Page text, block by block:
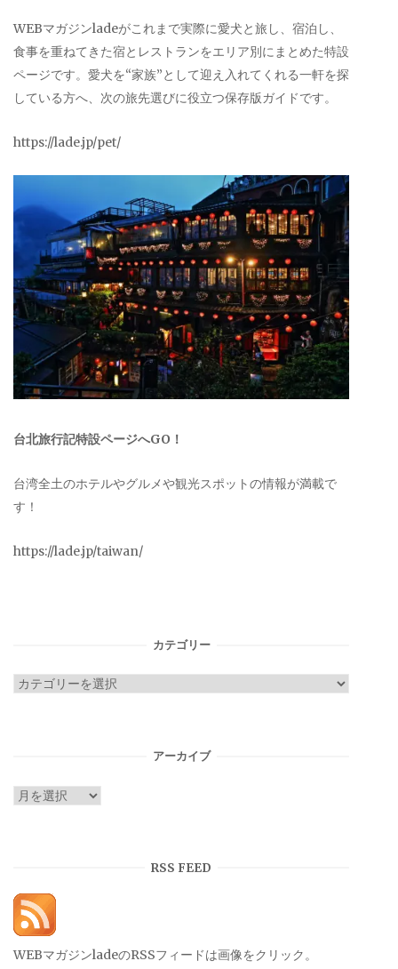
WEBマガジンladeがこれまで実際に愛犬と旅し、宿泊し、
食事を重ねてきた宿とレストランをエリア別にまとめた特設
ページです。愛犬を“家族”として迎え入れてくれる一軒を探
している方へ、次の旅先選びに役立つ保存版ガイドです。
https://lade.jp/pet/
台北旅行記特設ページへGO！
台湾全土のホテルやグルメや観光スポットの情報が満載で
す！
https://lade.jp/taiwan/
カテゴリー
カ
アーカイブ
ア
RSS FEED
WEBマガジンladeのRSSフィードは画像をクリック。